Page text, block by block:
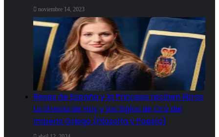
noviembre 14, 2023
Reyes de España y la Princesa reciben libros
La Grecia de Hoy y los Siglos de Oro del
Imperio Griego (Filosofía y Poesía)